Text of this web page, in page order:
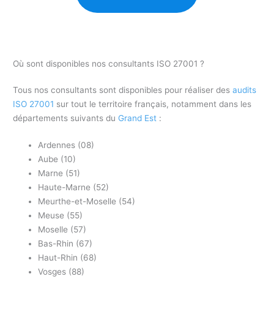
Où sont disponibles nos consultants ISO 27001 ?
Tous nos consultants sont disponibles pour réaliser des audits
ISO 27001 sur tout le territoire français, notamment dans les
départements suivants du Grand Est :
Ardennes (08)
Aube (10)
Marne (51)
Haute-Marne (52)
Meurthe-et-Moselle (54)
Meuse (55)
Moselle (57)
Bas-Rhin (67)
Haut-Rhin (68)
Vosges (88)